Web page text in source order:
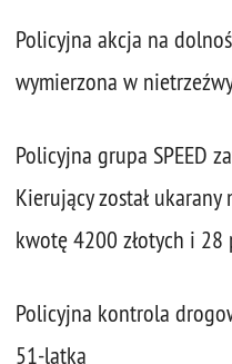
Policyjna akcja na
wymierzona w
Policyjna grupa SPEED
Kierujący został ukarany
kwotę 4200 złotych i
Policyjna kontrola
51-latka